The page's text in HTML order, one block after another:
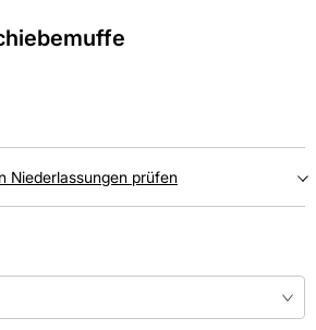
Niederlassungen prüfen